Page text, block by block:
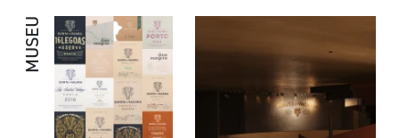
MUSEU